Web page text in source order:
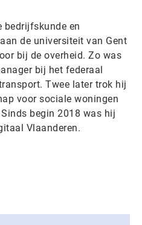
bedrijfskunde en
de universiteit van Gent
bij de overheid. Zo was
bij het federaal
Twee later trok hij
voor sociale woningen
begin 2018 was hij
Vlaanderen.